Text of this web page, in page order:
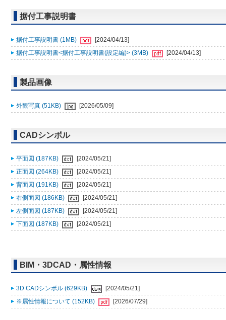
据付工事説明書
据付工事説明書 (1MB)
[2024/04/13]
据付工事説明書<据付工事説明書(設定編)> (3MB)
[2024/04/13]
製品画像
外観写真 (51KB) [2026/05/09]
CADシンボル
平面図 (187KB)
[2024/05/21]
正面図 (264KB)
[2024/05/21]
背面図 (191KB)
[2024/05/21]
右側面図 (186KB)
[2024/05/21]
左側面図 (187KB)
[2024/05/21]
下面図 (187KB)
[2024/05/21]
BIM・3DCAD・属性情報
3D CADシンボル (629KB)
[2024/05/21]
※属性情報について (152KB)
[2026/07/29]